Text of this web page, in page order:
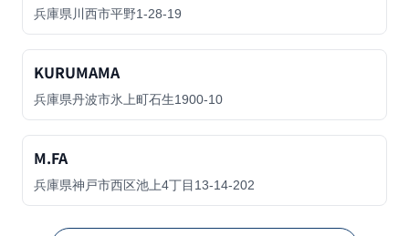
兵庫県川西市平野1-28-19
KURUMAMA
兵庫県丹波市氷上町石生1900-10
M.FA
兵庫県神戸市西区池上4丁目13-14-202